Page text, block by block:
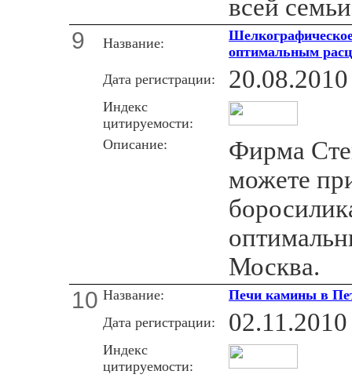
всей
9 Название:
оптимальным
Дата регистрации:
20.08.2010
Индекс
цитируемости:
Описание:
Фирма
можете
Москва.
10 Название:
Печи камины в
Дата регистрации:
02.11.2010
Индекс
цитируемости: